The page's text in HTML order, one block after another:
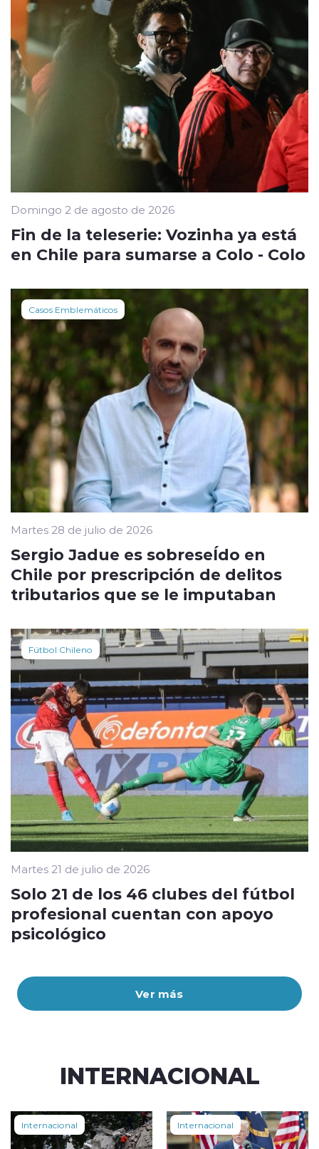
Ver más
Domingo 2 de agosto de 2026
Fin de la teleserie: Vozinha ya está
en Chile para sumarse a Colo - Colo
Casos Emblemáticos
Martes 28 de julio de 2026
Sergio Jadue es sobreseÍdo en
Chile por prescripción de delitos
tributarios que se le imputaban
Fútbol Chileno
Martes 21 de julio de 2026
Solo 21 de los 46 clubes del fútbol
profesional cuentan con apoyo
psicológico
INTERNACIONAL
Internacional Internacional